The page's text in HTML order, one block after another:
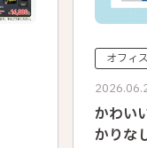
オフィ
かわい
かりな